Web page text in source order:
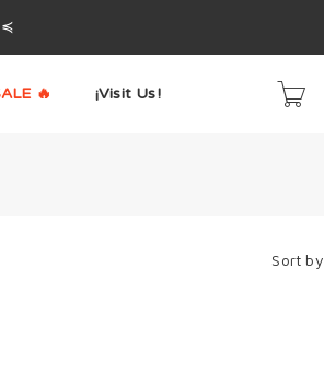
🔥 ¡Visit Us!
Sort by